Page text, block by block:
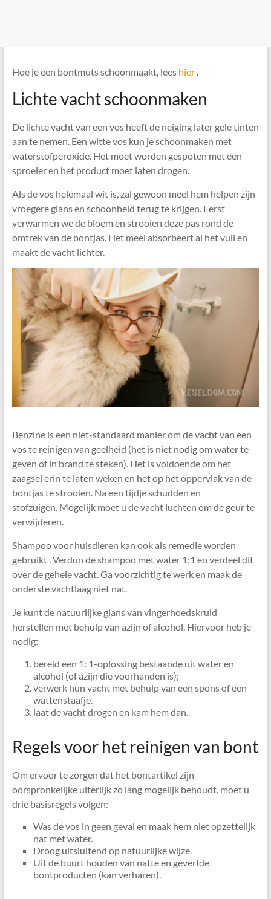
Hoe je een bontmuts schoonmaakt, lees hier.
Lichte vacht schoonmaken
De lichte vacht van een vos heeft de neiging later gele tinten
aan te nemen. Een witte vos kun je schoonmaken met
waterstofperoxide. Het moet worden gespoten met een
sproeier en het product moet laten drogen.
Als de vos helemaal wit is, zal gewoon meel hem helpen zijn
vroegere glans en schoonheid terug te krijgen. Eerst
verwarmen we de bloem en strooien deze pas rond de
omtrek van de bontjas. Het meel absorbeert al het vuil en
maakt de vacht lichter.
Benzine is een niet-standaard manier om de vacht van een
vos te reinigen van geelheid (het is niet nodig om water te
geven of in brand te steken). Het is voldoende om het
zaagsel erin te laten weken en het op het oppervlak van de
bontjas te strooien. Na een tijdje schudden en
stofzuigen. Mogelijk moet u de vacht luchten om de geur te
verwijderen.
Shampoo voor huisdieren kan ook als remedie worden
gebruikt . Verdun de shampoo met water 1:1 en verdeel dit
over de gehele vacht. Ga voorzichtig te werk en maak de
onderste vachtlaag niet nat.
Je kunt de natuurlijke glans van vingerhoedskruid
herstellen met behulp van azijn of alcohol. Hiervoor heb je
nodig:
bereid een 1: 1-oplossing bestaande uit water en
alcohol (of azijn die voorhanden is);
verwerk hun vacht met behulp van een spons of een
wattenstaafje.
laat de vacht drogen en kam hem dan.
Regels voor het reinigen van bont
Om ervoor te zorgen dat het bontartikel zijn
oorspronkelijke uiterlijk zo lang mogelijk behoudt, moet u
drie basisregels volgen:
Was de vos in geen geval en maak hem niet opzettelijk
nat met water.
Droog uitsluitend op natuurlijke wijze.
Uit de buurt houden van natte en geverfde
bontproducten (kan verharen).